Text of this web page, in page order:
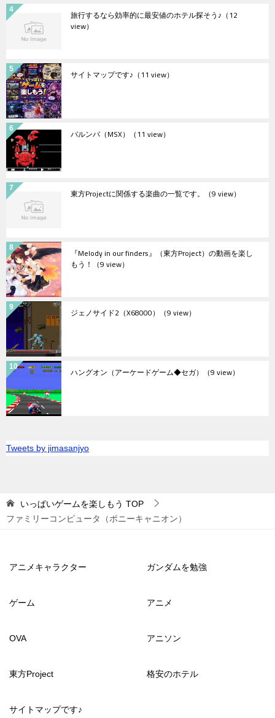
旅行するなら効率的に最安値のホテル探そう♪ （12
view）
サイトマップです♪ （11 view）
バルンバ（MSX） （11 view）
東方Projectに関係する楽曲の一覧です。 （9 view）
『Melody in our finders』（東方Project）の動画を楽し
もう！ （9 view）
ジェノサイド2（X68000） （9 view）
ハングオン（アーケードゲーム◆セガ） （9 view）
Tweets by jimasanjyo
いっぱいゲームを楽しもう TOP
ファミリーコンピュータ（ポニーキャニオン）
アニメキャラクター ガンダムを勉強
ゲーム アニメ
OVA アニソン
東方Project 格安のホテル
サイトマップです♪